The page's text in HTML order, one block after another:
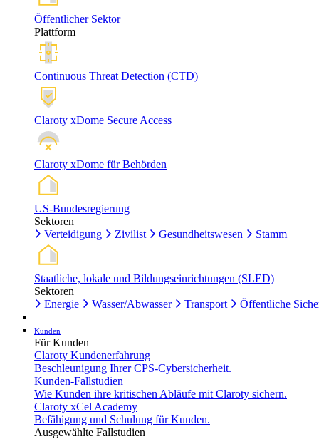
Öffentlicher Sektor
Plattform
Continuous Threat Detection (CTD)
Claroty xDome Secure Access
Claroty xDome für Behörden
US-Bundesregierung
Sektoren
Verteidigung
Zivilist Gesundheitswesen Stamm
Staatliche, lokale und Bildungseinrichtungen (SLED)
Sektoren
Energie
Wasser/Abwasser Transport Öffentliche
Kunden
Für Kunden
Claroty Kundenerfahrung
Beschleunigung Ihrer CPS-Cybersicherheit.
Kunden-Fallstudien
Wie Kunden ihre kritischen Abläufe mit Claroty sichern.
Claroty xCel Academy
Befähigung und Schulung für Kunden.
Ausgewählte Fallstudien